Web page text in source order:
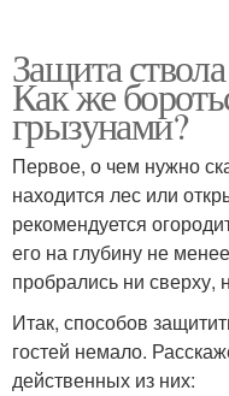
Защита
Как же
грызунами?
Первое, о чем нужно
находится лес или
рекомендуется
его на глубину не
пробрались ни сверху,
Итак, способов
гостей немало.
действенных из них: